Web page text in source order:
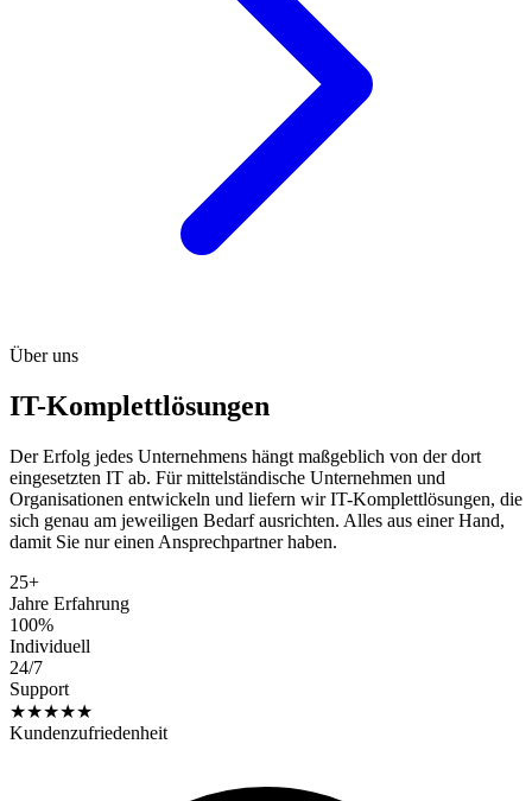
Über uns
IT-Komplettlösungen
Der Erfolg jedes Unternehmens hängt maßgeblich von der dort
eingesetzten IT ab. Für mittelständische Unternehmen und
Organisationen entwickeln und liefern wir IT-Komplettlösungen, die
sich genau am jeweiligen Bedarf ausrichten. Alles aus einer Hand,
damit Sie nur einen Ansprechpartner haben.
25+
Jahre Erfahrung
100%
Individuell
24/7
Support
★★★★★
Kundenzufriedenheit